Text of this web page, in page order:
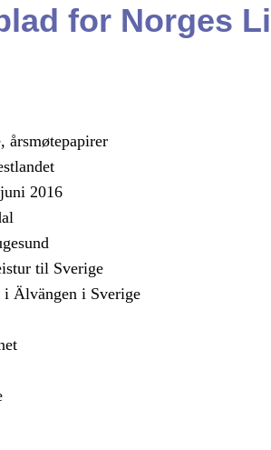
for Norges
årsmøtepapirer
2016
til Sverige
i Älvängen i Sverige